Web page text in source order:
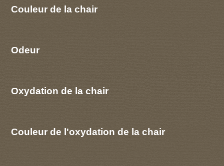
Couleur de la chair
Odeur
Oxydation de la chair
Couleur de l'oxydation de la chair